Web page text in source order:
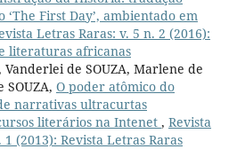
‘The First Day’, ambientado em
Letras Raras: v. 5 n. 2 (2016):
literaturas africanas
Vanderlei de SOUZA, Marlene de
O poder atômico do
narrativas ultracurtas
literários na Intenet , Revista
(2013): Revista Letras Raras